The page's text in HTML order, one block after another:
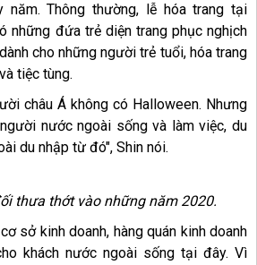
năm. Thông thường, lễ hóa trang tại
những đứa trẻ diện trang phục nghịch
cho những người trẻ tuổi, hóa trang
tiệc tùng.
châu Á không có Halloween. Nhưng
nước ngoài sống và làm việc, du
du nhập từ đó", Shin nói.
thưa thớt vào những năm 2020.
sở kinh doanh, hàng quán kinh doanh
khách nước ngoài sống tại đây. Vì